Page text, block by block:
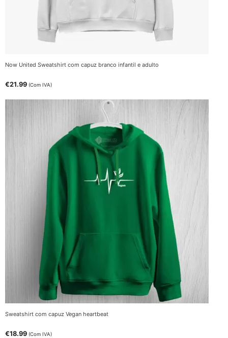
Now United Sweatshirt com capuz branco infantil e adulto
€21.99 (Com IVA)
Sweatshirt com capuz Vegan heartbeat
€18.99 (Com IVA)